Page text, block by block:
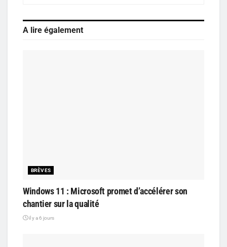
A lire également
BRÈVES
Windows 11 : Microsoft promet d’accélérer son
chantier sur la qualité
il y a 6 jours